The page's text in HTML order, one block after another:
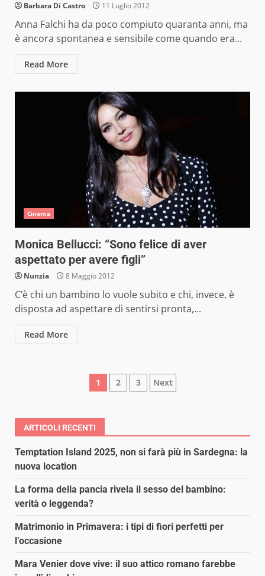
Barbara Di Castro 11 Luglio 2012
Anna Falchi ha da poco compiuto quaranta anni, ma
è ancora spontanea e sensibile come quando era...
Read More
Cinema
Monica Bellucci: “Sono felice di aver
aspettato per avere figli”
Nunzia 8 Maggio 2012
C’è chi un bambino lo vuole subito e chi, invece, è
disposta ad aspettare di sentirsi pronta,...
Read More
Paginazione
articoli
1 2 3 Next
ARTICOLI RECENTI
Temptation Island 2025, non si farà più in Sardegna: la
nuova location
La forma della pancia rivela il sesso del bambino:
verità o leggenda?
Matrimonio in Primavera: i tipi di fiori perfetti per
l’occasione
Mara Venier dove vive: il suo attico romano farebbe